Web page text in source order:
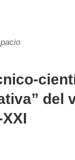
del